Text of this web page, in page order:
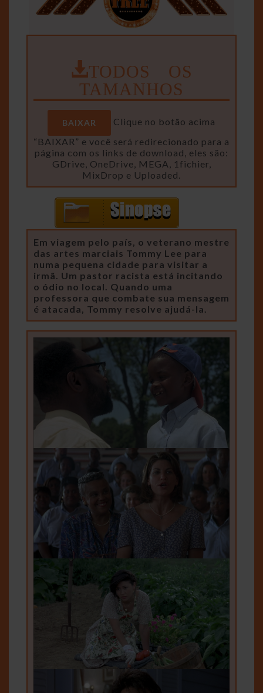
TODOS OS
TAMANHOS
BAIXAR
Clique no botão acima
“BAIXAR” e você será redirecionado para a
página com os links de download, eles são:
GDrive, OneDrive, MEGA, 1fichier,
MixDrop e Uploaded.
Em viagem pelo país, o veterano mestre
das artes marciais Tommy Lee para
numa pequena cidade para visitar a
irmã. Um pastor racista está incitando
o ódio no local. Quando uma
professora que combate sua mensagem
é atacada, Tommy resolve ajudá-la.